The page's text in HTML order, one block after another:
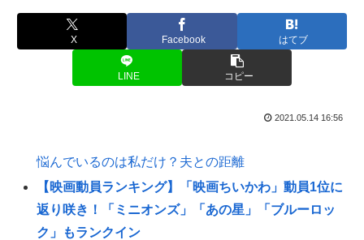
X Facebook はてブ
LINE コピー
2021.05.14 16:56
悩んでいるのは私だけ？夫との距離
【映画動員ランキング】「映画ちいかわ」動員1位に
返り咲き！「ミニオンズ」「あの星」「ブルーロッ
ク」もランクイン